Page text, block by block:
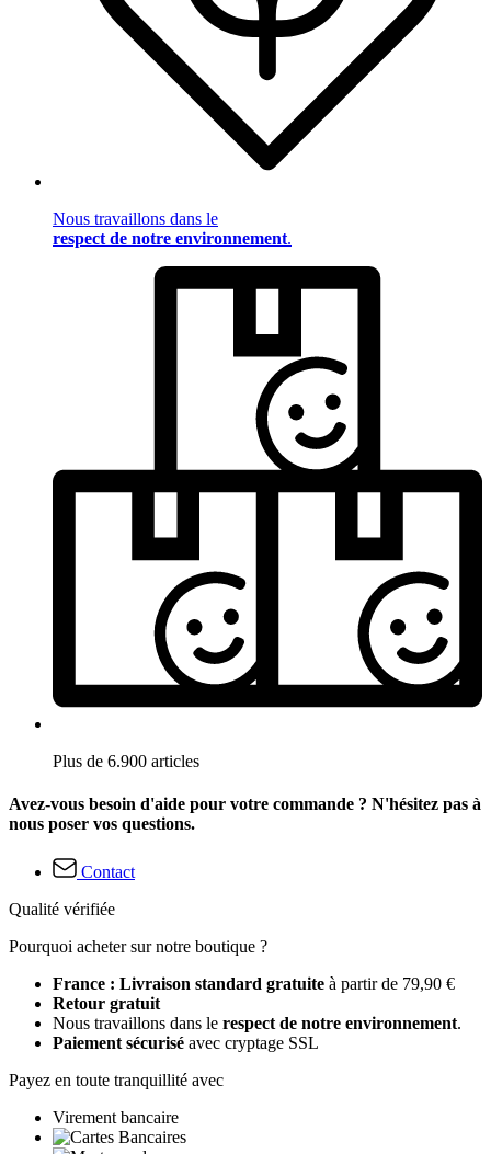
Nous travaillons dans le
respect de notre environnement.
Plus de 6.900 articles
Avez-vous besoin d'aide pour votre commande ? N'hésitez pas à
nous poser vos questions.
Contact
Qualité vérifiée
Pourquoi acheter sur notre boutique ?
France : Livraison standard gratuite à partir de 79,90 €
Retour gratuit
Nous travaillons dans le respect de notre environnement.
Paiement sécurisé avec cryptage SSL
Payez en toute tranquillité avec
Virement bancaire